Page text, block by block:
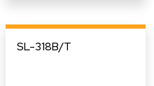
SL-318B/T